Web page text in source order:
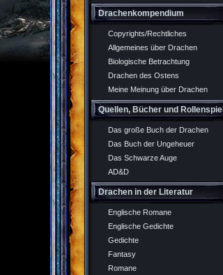
Drachenkompendium
Copyrights/Rechtliches
Allgemeines über Drachen
Biologische Betrachtung
Drachen des Ostens
Meine Meinung über Drachen
Quellen, Bücher und Rollenspiel
Das große Buch der Drachen
Das Buch der Ungeheuer
Das Schwarze Auge
AD&D
Drachen in der Literatur
Englische Romane
Englische Gedichte
Gedichte
Fantasy
Romane